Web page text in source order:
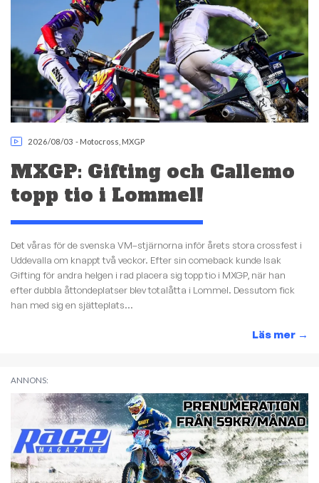
2026/08/03 - Motocross MXGP
MXGP: Gifting och Callemo
topp tio i Lommel!
Det våras för de svenska VM–stjärnorna inför årets stora crossfest i
Uddevalla om knappt två veckor. Efter sin comeback kunde Isak
Gifting för andra helgen i rad placera sig topp tio i MXGP, när han
efter dubbla åttondeplatser blev totalåtta i Lommel. Dessutom fick
han med sig en sjätteplats...
Läs mer →
ANNONS: